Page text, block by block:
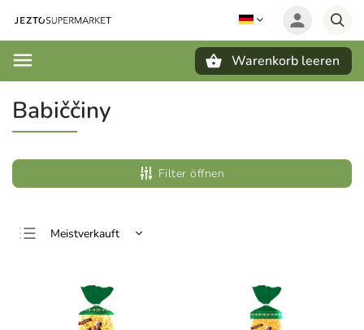
Warenkorb leeren
Babiččiny
Filter öffnen
Meistverkauft
Teuerste
Alphabetisch